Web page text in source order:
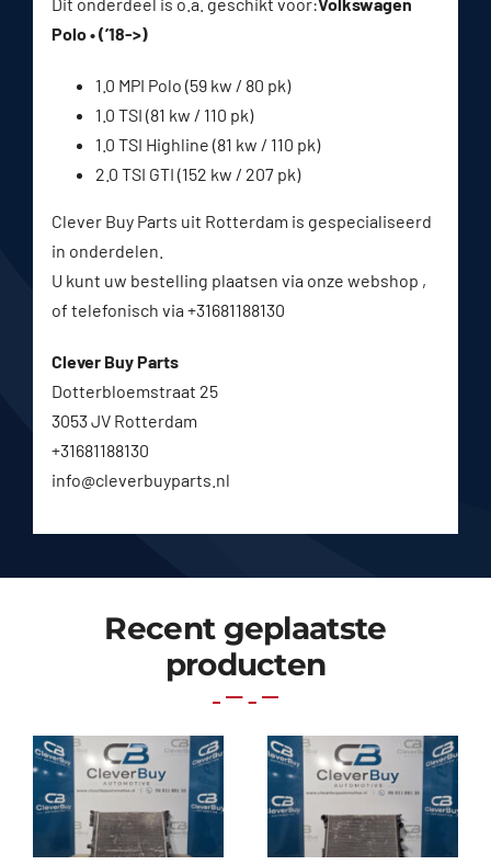
Polo • (’18->)
1.0 MPI Polo (59 kw / 80 pk)
1.0 TSI (81 kw / 110 pk)
1.0 TSI Highline (81 kw / 110 pk)
2.0 TSI GTI (152 kw / 207 pk)
Clever Buy Parts uit Rotterdam is gespecialiseerd
in onderdelen.
U kunt uw bestelling plaatsen via onze webshop ,
of telefonisch via +31681188130
Clever Buy Parts
Dotterbloemstraat 25
3053 JV Rotterdam
+31681188130
info@cleverbuyparts.nl
Recent geplaatste
producten